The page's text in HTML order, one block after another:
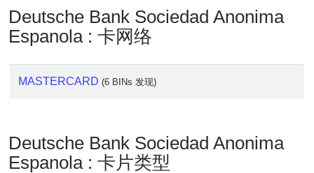
Deutsche Bank Sociedad Anonima
Espanola : 卡网络
MASTERCARD (6 BINs 发现)
Deutsche Bank Sociedad Anonima
Espanola : 卡片类型